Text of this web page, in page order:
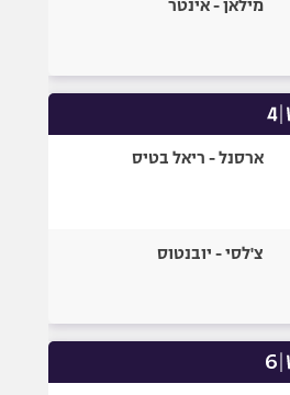
מילאן - אינטר
ארסנל - ריאל בטיס
צ'לסי - יובנטוס